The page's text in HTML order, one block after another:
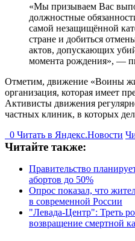
«Мы призываем Вас
должностные
самой незащищённой
стране и добиться
актов, допускающих
момента рождения», —
Отметим, движение «Воины
организация, которая имеет
Активисты движения
частных клиник, в которых
0 Читать в Яндекс.Новости
Читайте также:
Правительство
абортов до 50%
Опрос показал, что
в современной России
"Левада-Центр": Треть
возвращение смертной